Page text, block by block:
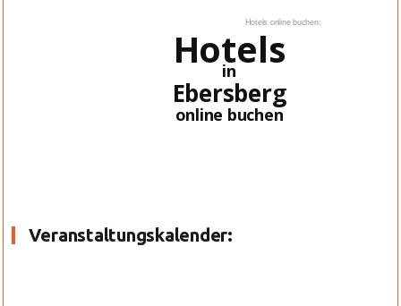
Hotels online buchen:
Hotels
in
Ebersberg
online buchen
Veranstaltungskalender: